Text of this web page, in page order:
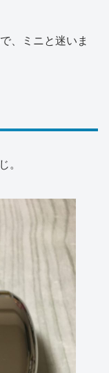
、ミニと迷いま